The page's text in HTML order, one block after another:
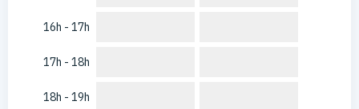
16h - 17h
17h - 18h
18h - 19h